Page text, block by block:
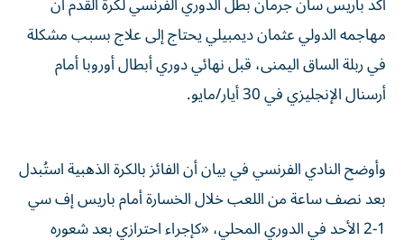
مهاجمه الدولي عثمان ديمبيلي يحتاج إلى علاج بسبب مشكلة
في ربلة الساق اليمنى، قبل نهائي دوري أبطال أوروبا أمام
أرسنال الإنجليزي في 30 أيار/مايو.
وأوضح النادي الفرنسي في بيان أن الفائز بالكرة الذهبية استُبدل
بعد نصف ساعة من اللعب خلال الخسارة أمام باريس إف سي
1-2 الأحد في الدوري المحلي، «كإجراء احترازي بعد شعوره